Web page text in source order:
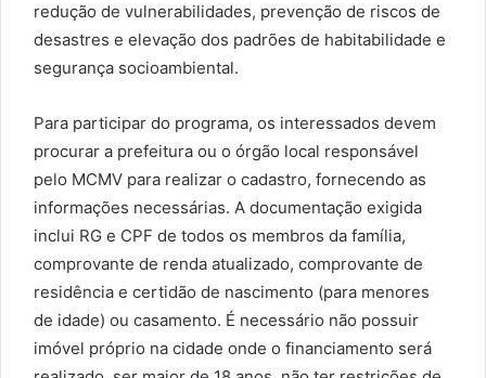
redução de vulnerabilidades, prevenção de riscos de
desastres e elevação dos padrões de habitabilidade e
segurança socioambiental.
Para participar do programa, os interessados devem
procurar a prefeitura ou o órgão local responsável
pelo MCMV para realizar o cadastro, fornecendo as
informações necessárias. A documentação exigida
inclui RG e CPF de todos os membros da família,
comprovante de renda atualizado, comprovante de
residência e certidão de nascimento (para menores
de idade) ou casamento. É necessário não possuir
imóvel próprio na cidade onde o financiamento será